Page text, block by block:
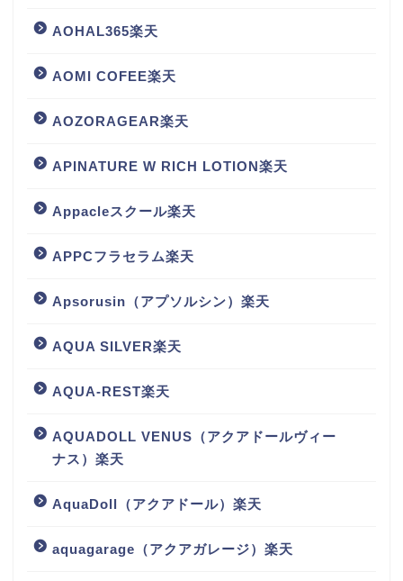
AOHAL365楽天
AOMI COFEE楽天
AOZORAGEAR楽天
APINATURE W RICH LOTION楽天
Appacleスクール楽天
APPCフラセラム楽天
Apsorusin（アプソルシン）楽天
AQUA SILVER楽天
AQUA-REST楽天
AQUADOLL VENUS（アクアドールヴィー
ナス）楽天
AquaDoll（アクアドール）楽天
aquagarage（アクアガレージ）楽天